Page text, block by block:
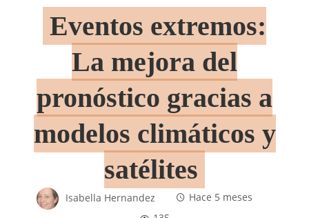
Eventos extremos:
La mejora del
pronóstico gracias a
modelos climáticos y
satélites
Isabella Hernandez
Hace 5 meses